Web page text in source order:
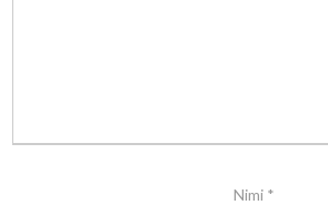
Nimi *